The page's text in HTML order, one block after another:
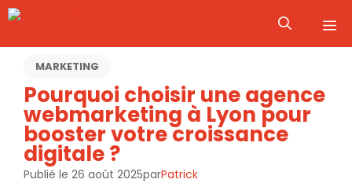
Aller
contenu
MARKETING
Pourquoi choisir une agence
webmarketing à Lyon pour
booster votre croissance
digitale ?
Publié le 26 août 2025parPatrick